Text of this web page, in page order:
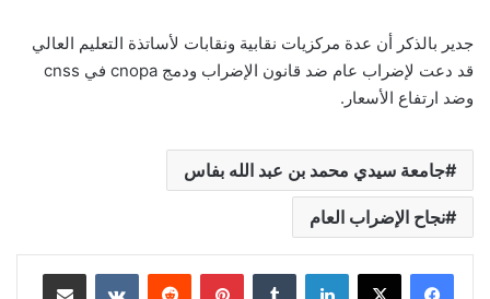
جدير بالذكر أن عدة مركزيات نقابية ونقابات لأساتذة التعليم العالي
قد دعت لإضراب عام ضد قانون الإضراب ودمج cnopa في cnss
وضد ارتفاع الأسعار.
جامعة سيدي محمد بن عبد الله بفاس
نجاح الإضراب العام
لينكدإن بينتيريست مشاركة عبر البريد